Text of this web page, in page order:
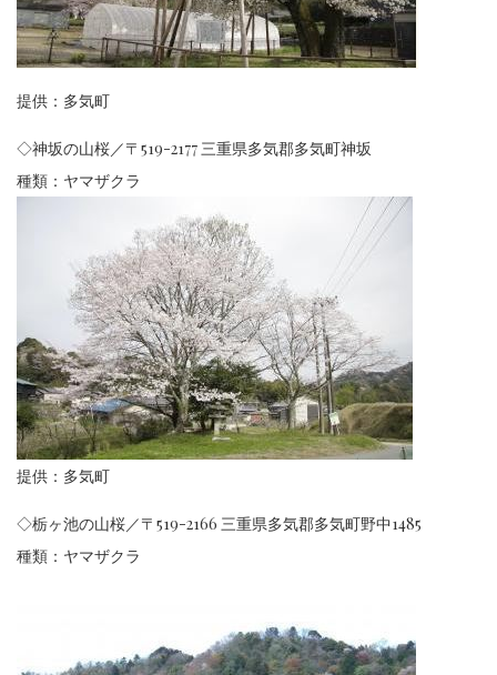
提供：多気町
◇神坂の山桜／〒519-2177 三重県多気郡多気町神坂
種類：ヤマザクラ
提供：多気町
◇栃ヶ池の山桜／〒519-2166 三重県多気郡多気町野中1485
種類：ヤマザクラ